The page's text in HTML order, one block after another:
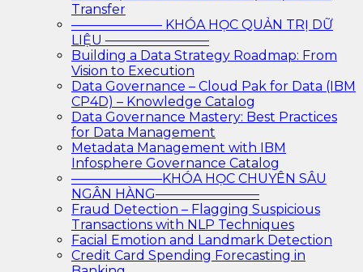
Transfer
——————— KHÓA HỌC QUẢN TRỊ DỮ
LIỆU ————————
Building a Data Strategy Roadmap: From
Vision to Execution
Data Governance – Cloud Pak for Data (IBM
CP4D) – Knowledge Catalog
Data Governance Mastery: Best Practices
for Data Management
Metadata Management with IBM
Infosphere Governance Catalog
———————KHÓA HỌC CHUYÊN SÂU
NGÂN HÀNG————————
Fraud Detection – Flagging Suspicious
Transactions with NLP Techniques
Facial Emotion and Landmark Detection
Credit Card Spending Forecasting in